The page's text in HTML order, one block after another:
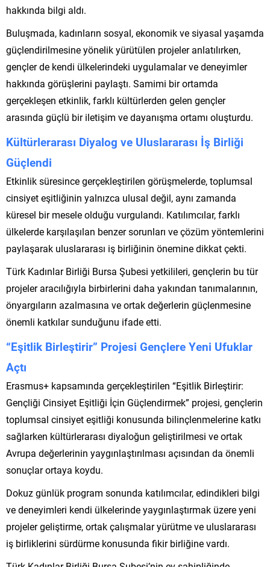
hakkında bilgi aldı.
Buluşmada, kadınların sosyal, ekonomik ve siyasal yaşamda
güçlendirilmesine yönelik yürütülen projeler anlatılırken,
gençler de kendi ülkelerindeki uygulamalar ve deneyimler
hakkında görüşlerini paylaştı. Samimi bir ortamda
gerçekleşen etkinlik, farklı kültürlerden gelen gençler
arasında güçlü bir iletişim ve dayanışma ortamı oluşturdu.
Kültürlerarası Diyalog ve Uluslararası İş Birliği
Güçlendi
Etkinlik süresince gerçekleştirilen görüşmelerde, toplumsal
cinsiyet eşitliğinin yalnızca ulusal değil, aynı zamanda
küresel bir mesele olduğu vurgulandı. Katılımcılar, farklı
ülkelerde karşılaşılan benzer sorunları ve çözüm yöntemlerini
paylaşarak uluslararası iş birliğinin önemine dikkat çekti.
Türk Kadınlar Birliği Bursa Şubesi yetkilileri, gençlerin bu tür
projeler aracılığıyla birbirlerini daha yakından tanımalarının,
önyargıların azalmasına ve ortak değerlerin güçlenmesine
önemli katkılar sunduğunu ifade etti.
“Eşitlik Birleştirir” Projesi Gençlere Yeni Ufuklar
Açtı
Erasmus+ kapsamında gerçekleştirilen “Eşitlik Birleştirir:
Gençliği Cinsiyet Eşitliği İçin Güçlendirmek” projesi, gençlerin
toplumsal cinsiyet eşitliği konusunda bilinçlenmelerine katkı
sağlarken kültürlerarası diyaloğun geliştirilmesi ve ortak
Avrupa değerlerinin yaygınlaştırılması açısından da önemli
sonuçlar ortaya koydu.
Dokuz günlük program sonunda katılımcılar, edindikleri bilgi
ve deneyimleri kendi ülkelerinde yaygınlaştırmak üzere yeni
projeler geliştirme, ortak çalışmalar yürütme ve uluslararası
iş birliklerini sürdürme konusunda fikir birliğine vardı.